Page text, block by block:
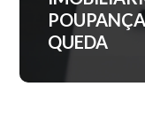
PRÉDIOS